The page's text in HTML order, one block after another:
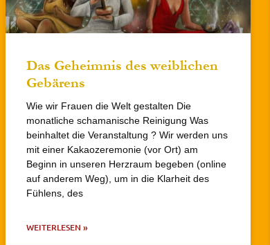
Das Geheimnis des weiblichen
Gebärens
Wie wir Frauen die Welt gestalten Die
monatliche schamanische Reinigung Was
beinhaltet die Veranstaltung ? Wir werden uns
mit einer Kakaozeremonie (vor Ort) am
Beginn in unseren Herzraum begeben (online
auf anderem Weg), um in die Klarheit des
Fühlens, des
WEITERLESEN »